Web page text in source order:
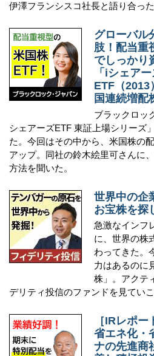
伊澤フランシスコ社長と語り合った
グローバル
肢！配当重
でしっかり
「iシェア
ETF（2013
国連続増配
ブラックロッ
シェアーズETF 東証上場シリーズ
た。今回はその中から、米国株の
アップ。同社の鈴木絵里可さんに
方法を聞いた。
世界中の企
お宝株を探
急激なインフ
に、世界の株
わってきた。
力はあるのに
株」。アクテ
デリティ投信のファンドを見ていこ
［IRレポー
省エネ化・
ナの先進商